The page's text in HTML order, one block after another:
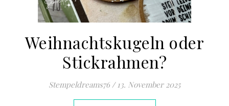
Weihnachtskugeln oder
Stickrahmen?
Stempeldreams76 / 13. November 2025